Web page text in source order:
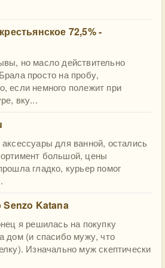
72,5% -
но масло действительно
просто на пробу,
если немного полежит при
вку...
для ванной, остались
большой, цены
гладко, курьер помог
Katana
я решилась на покупку
дом (и спасибо мужу, что
Изначально муж скептически